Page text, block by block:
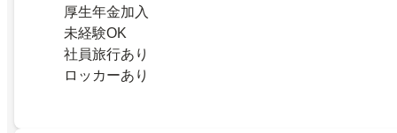
厚生年金加入
未経験OK
社員旅行あり
ロッカーあり